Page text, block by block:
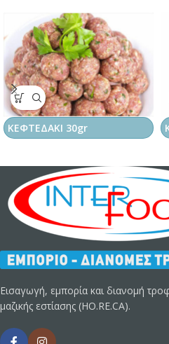
ΚΕΦΤΕΔΑΚΙ 30gr
Εισαγωγή, εμπορία και διανομή
μαζικής εστίασης (HO.RE.CA).